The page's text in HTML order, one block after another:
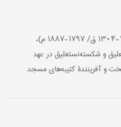
اصفهانی \esfahānī\، میرزا غلامرضا (۱۲۴۶-۱۳۰۴ ق/ ۱۷۹۷-۱۸۸۷ م)،
و شکسته‌نستعلیق در عهد
و آفرینندۀ کتیبه‌های مسجد